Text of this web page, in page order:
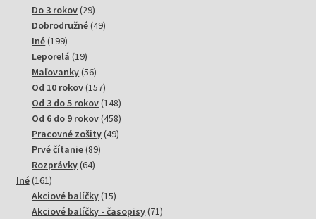
Do 3 rokov 2929
produktov
Dobrodružné 4949
Iné 199199
produktov
Leporelá 1919
produktov
Maľovanky 5656
produktov
Od 10 rokov 157157
produktov
Od 3 do 5 rokov 148148
produktov
Od 6 do 9 rokov 458458
produktov
Pracovné zošity 4949
Prvé čítanie 8989
Rozprávky 6464
Iné 161161
produktov
Akciové balíčky 1515
produktov
Akciové balíčky - časopisy 7171